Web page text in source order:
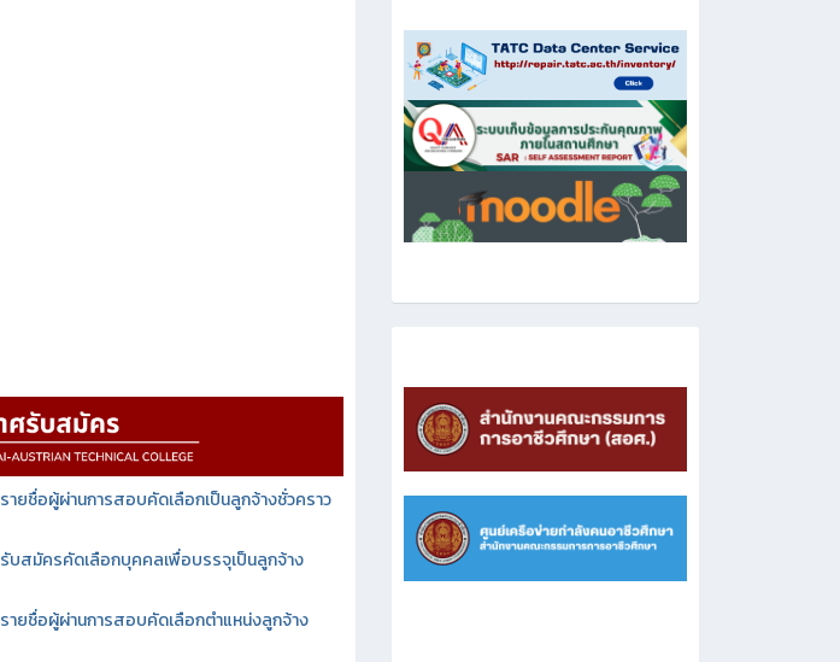
รายชื่อผู้ผ่านการสอบคัดเลือกเป็นลูกจ้างชั่วคราว
รับสมัครคัดเลือกบุคคลเพื่อบรรจุเป็นลูกจ้าง
รายชื่อผู้ผ่านการสอบคัดเลือกตำแหน่งลูกจ้าง